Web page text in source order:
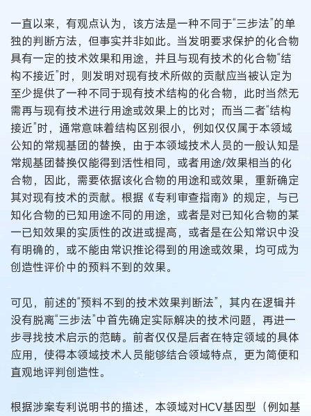
一直以来，有观点认为，该方法是一种不同于“三步法”的单
独的判断方法，但事实并非如此。当发明要求保护的化合物
具有一定的技术效果和用途，并且与现有技术的化合物“结
构不接近”时，则发明对现有技术所做的贡献应当被认定为
至少提供了一种不同于现有技术结构的化合物，此时当然无
需再与现有技术进行用途或效果上的比对；而当二者“结构
接近”时，通常意味着结构区别很小，例如仅仅属于本领域
公知的常规基团的替换，由于本领域技术人员的一般认知是
常规基团替换仅能得到活性相同，或者用途/效果相当的化
合物，因此，需要依据该化合物的用途和或效果，重新确定
其对现有技术的贡献。根据《专利审查指南》的规定，与已
知化合物的已知用途不同的用途，或者是对已知化合物的某
一已知效果的实质性的改进或提高，或者是在公知常识中没
有明确的，或不能由常识推论得到的用途或效果，均可成为
创造性评价中的预料不到的效果。
可见，前述的“预料不到的技术效果判断法”，其内在逻辑并
没有脱离“三步法”中首先确定实际解决的技术问题，再进一
步寻找技术启示的范畴。前者仅仅是后者在特定领域的具体
应用，使得本领域技术人员能够结合领域特点，更为简便和
直观地评判创造性。
根据涉案专利说明书的描述，本领域对HCV基因型（例如基